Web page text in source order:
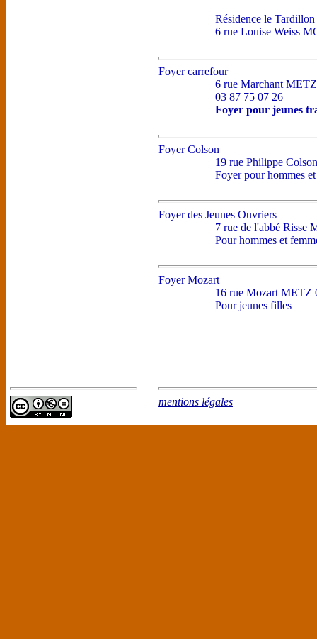
Résidence le Tardillon
6 rue Louise Weiss
Foyer carrefour
6 rue Marchant METZ
03 87 75 07 26
Foyer pour jeunes
Foyer Colson
19 rue Philippe
Foyer pour hommes
Foyer des Jeunes Ouvriers
7 rue de l'abbé Risse
Pour hommes et
Foyer Mozart
16 rue Mozart METZ
Pour jeunes filles
mentions légales